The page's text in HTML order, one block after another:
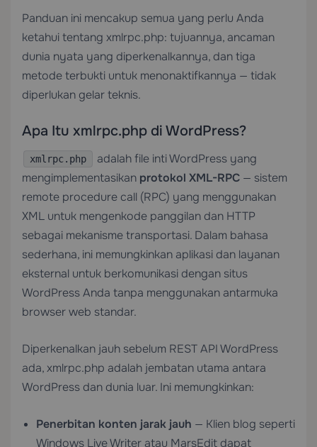
Panduan ini mencakup semua yang perlu Anda
ketahui tentang xmlrpc.php: tujuannya, ancaman
dunia nyata yang diperkenalkannya, dan tiga
metode terbukti untuk menonaktifkannya — tidak
diperlukan gelar teknis.
Apa Itu xmlrpc.php di WordPress?
xmlrpc.php
adalah file inti WordPress yang
mengimplementasikan protokol XML-RPC — sistem
remote procedure call (RPC) yang menggunakan
XML untuk mengenkode panggilan dan HTTP
sebagai mekanisme transportasi. Dalam bahasa
sederhana, ini memungkinkan aplikasi dan layanan
eksternal untuk berkomunikasi dengan situs
WordPress Anda tanpa menggunakan antarmuka
browser web standar.
Diperkenalkan jauh sebelum REST API WordPress
ada, xmlrpc.php adalah jembatan utama antara
WordPress dan dunia luar. Ini memungkinkan:
Penerbitan konten jarak jauh — Klien blog seperti
Windows Live Writer atau MarsEdit dapat